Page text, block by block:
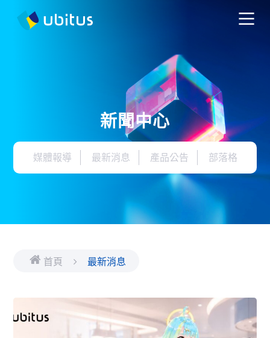
新聞中心
媒體報導 最新消息 產品公告 部落格
首頁 最新消息